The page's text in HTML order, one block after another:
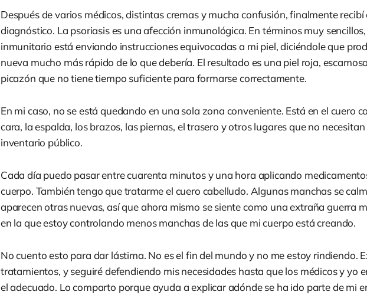
Después de varios médicos, distintas cremas y mucha confusión, finalmente recibí
diagnóstico. La psoriasis es una afección inmunológica. En términos muy
inmunitario está enviando instrucciones equivocadas a mi piel, diciéndole que
nueva mucho más rápido de lo que debería. El resultado es una piel roja,
picazón que no tiene tiempo suficiente para formarse correctamente.
En mi caso, no se está quedando en una sola zona conveniente. Está en el cuero
cara, la espalda, los brazos, las piernas, el trasero y otros lugares que no necesitan
inventario público.
Cada día puedo pasar entre cuarenta minutos y una hora aplicando
cuerpo. También tengo que tratarme el cuero cabelludo. Algunas manchas se
aparecen otras nuevas, así que ahora mismo se siente como una extraña guerra
en la que estoy controlando menos manchas de las que mi cuerpo está creando.
No cuento esto para dar lástima. No es el fin del mundo y no me estoy rindiendo.
tratamientos, y seguiré defendiendo mis necesidades hasta que los médicos y yo
el adecuado. Lo comparto porque ayuda a explicar adónde se ha ido parte de mi